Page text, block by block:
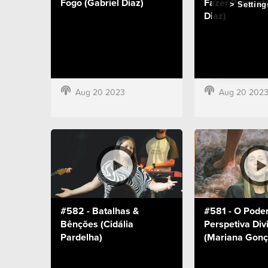
Aug 20 2023
Diaz)
Aug 20 2023
#582 - Batalhas &
Bênções (Cidália
Pardelha)
#581 - O
Perspetiva
(Mariana